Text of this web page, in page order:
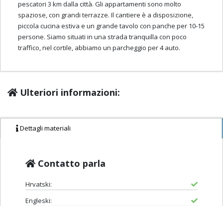
pescatori 3 km dalla città. Gli appartamenti sono molto
spaziose, con grandi terrazze. Il cantiere è a disposizione,
piccola cucina estiva e un grande tavolo con panche per 10-15
persone. Siamo situati in una strada tranquilla con poco
traffico, nel cortile, abbiamo un parcheggio per 4 auto.
Ulteriori informazioni:
Dettagli materiali
Contatto parla
Hrvatski:
Engleski: